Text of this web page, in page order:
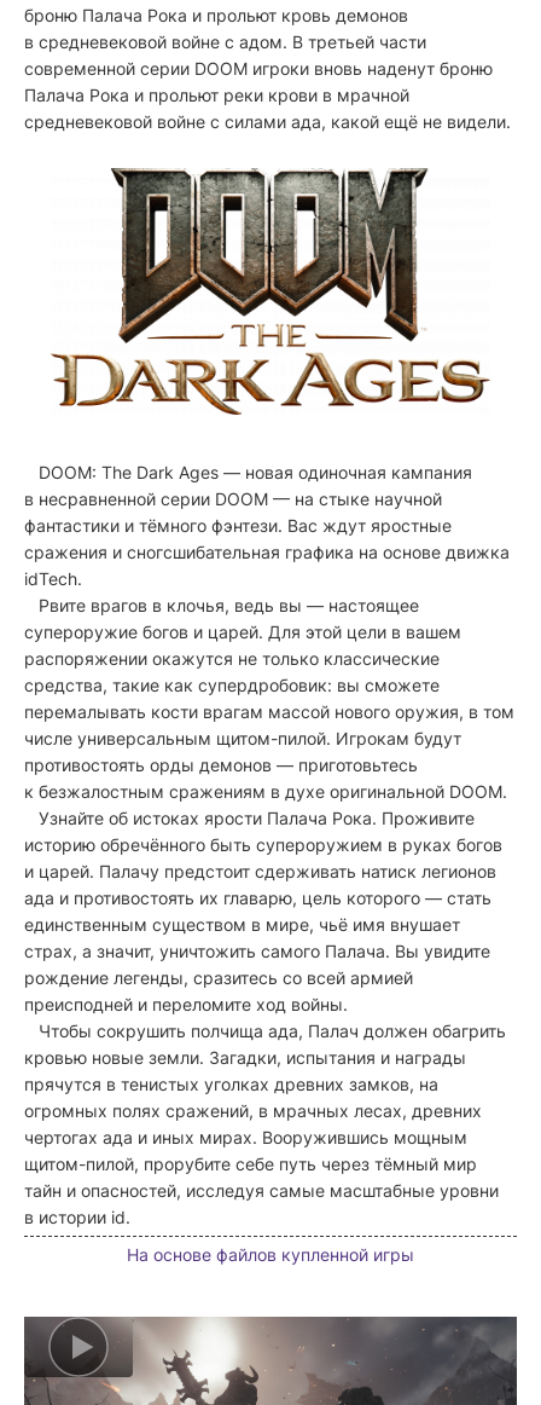
броню Палача Рока и прольют кровь демонов
в средневековой войне с адом. В третьей части
современной серии DOOM игроки вновь наденут броню
Палача Рока и прольют реки крови в мрачной
средневековой войне с силами ада, какой ещё не видели.
DOOM: The Dark Ages — новая одиночная кампания
в несравненной серии DOOM — на стыке научной
фантастики и тёмного фэнтези. Вас ждут яростные
сражения и сногсшибательная графика на основе движка
idTech.
Рвите врагов в клочья, ведь вы — настоящее
супероружие богов и царей. Для этой цели в вашем
распоряжении окажутся не только классические
средства, такие как супердробовик: вы сможете
перемалывать кости врагам массой нового оружия, в том
числе универсальным щитом-пилой. Игрокам будут
противостоять орды демонов — приготовьтесь
к безжалостным сражениям в духе оригинальной DOOM.
Узнайте об истоках ярости Палача Рока. Проживите
историю обречённого быть супероружием в руках богов
и царей. Палачу предстоит сдерживать натиск легионов
ада и противостоять их главарю, цель которого — стать
единственным существом в мире, чьё имя внушает
страх, а значит, уничтожить самого Палача. Вы увидите
рождение легенды, сразитесь со всей армией
преисподней и переломите ход войны.
Чтобы сокрушить полчища ада, Палач должен обагрить
кровью новые земли. Загадки, испытания и награды
прячутся в тенистых уголках древних замков, на
огромных полях сражений, в мрачных лесах, древних
чертогах ада и иных мирах. Вооружившись мощным
щитом-пилой, прорубите себе путь через тёмный мир
тайн и опасностей, исследуя самые масштабные уровни
в истории id.
На основе файлов купленной игры